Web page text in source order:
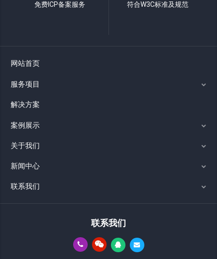
免费ICP备案服务 符合W3C标准及规范
网站首页
服务项目
解决方案
案例展示
关于我们
新闻中心
联系我们
联系我们